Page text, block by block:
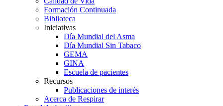
Formación Continuada
Biblioteca
Iniciativas
Día Mundial del Asma
Día Mundial Sin Tabaco
GEMA
GINA
Escuela de pacientes
Recursos
Publicaciones de interés
Acerca de Respirar